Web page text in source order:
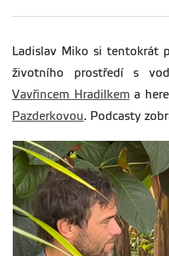
Ladislav Miko si tentokrát
životního prostředí s
Vavřincem Hradilkem a
Pazderkovou. Podcasty